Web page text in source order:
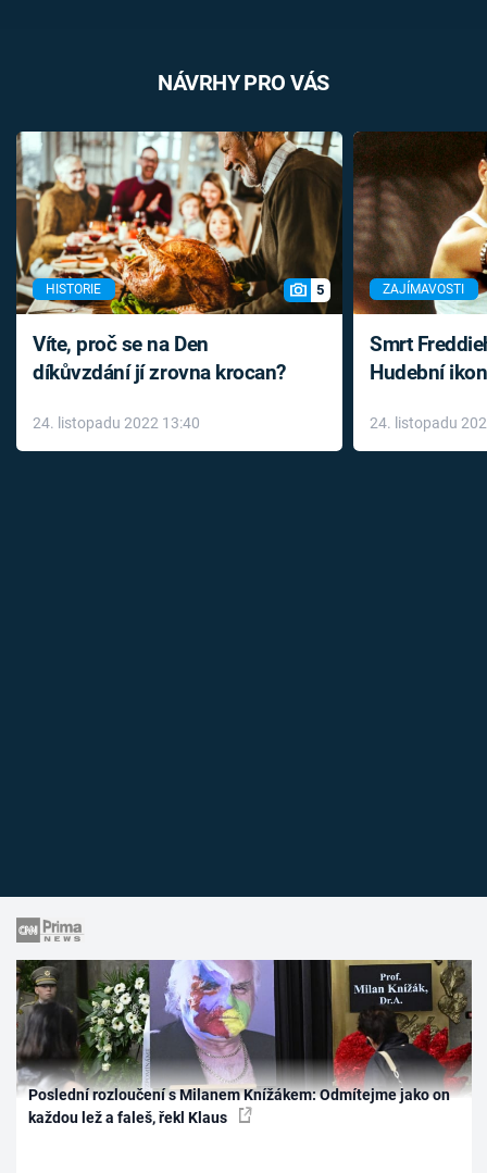
NÁVRHY PRO VÁS
HISTORIE 5
Víte, proč se na Den
díkůvzdání jí zrovna krocan?
24. listopadu 2022 13:40
ZAJÍMAVOSTI
Smrt
Hudební
léky
24. listopadu
Poslední rozloučení s Milanem Knížákem: Odmítejme jako on
každou lež a faleš, řekl Klaus